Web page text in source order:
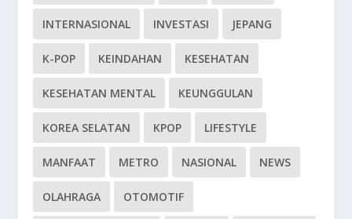
INTERNASIONAL INVESTASI JEPANG
K-POP KEINDAHAN KESEHATAN
KESEHATAN MENTAL KEUNGGULAN
KOREA SELATAN KPOP LIFESTYLE
MANFAAT METRO NASIONAL NEWS
OLAHRAGA OTOMOTIF